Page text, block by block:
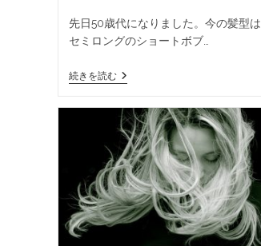
先日50歳代になりました。今の髪型は
セミロングのショートボブ…
続きを読む